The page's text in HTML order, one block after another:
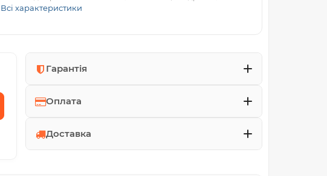
Всі характеристики
Гарантія
Оплата
Доставка